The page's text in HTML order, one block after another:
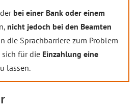
bei einer Bank oder einem
nicht jedoch bei den Beamten
die Sprachbarriere zum Problem
sich für die Einzahlung eine
lassen.